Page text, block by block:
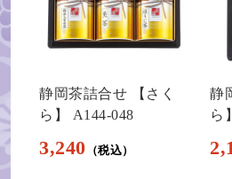
静岡茶詰合せ 【さく
ら】 A144-048
3,240
静
ら